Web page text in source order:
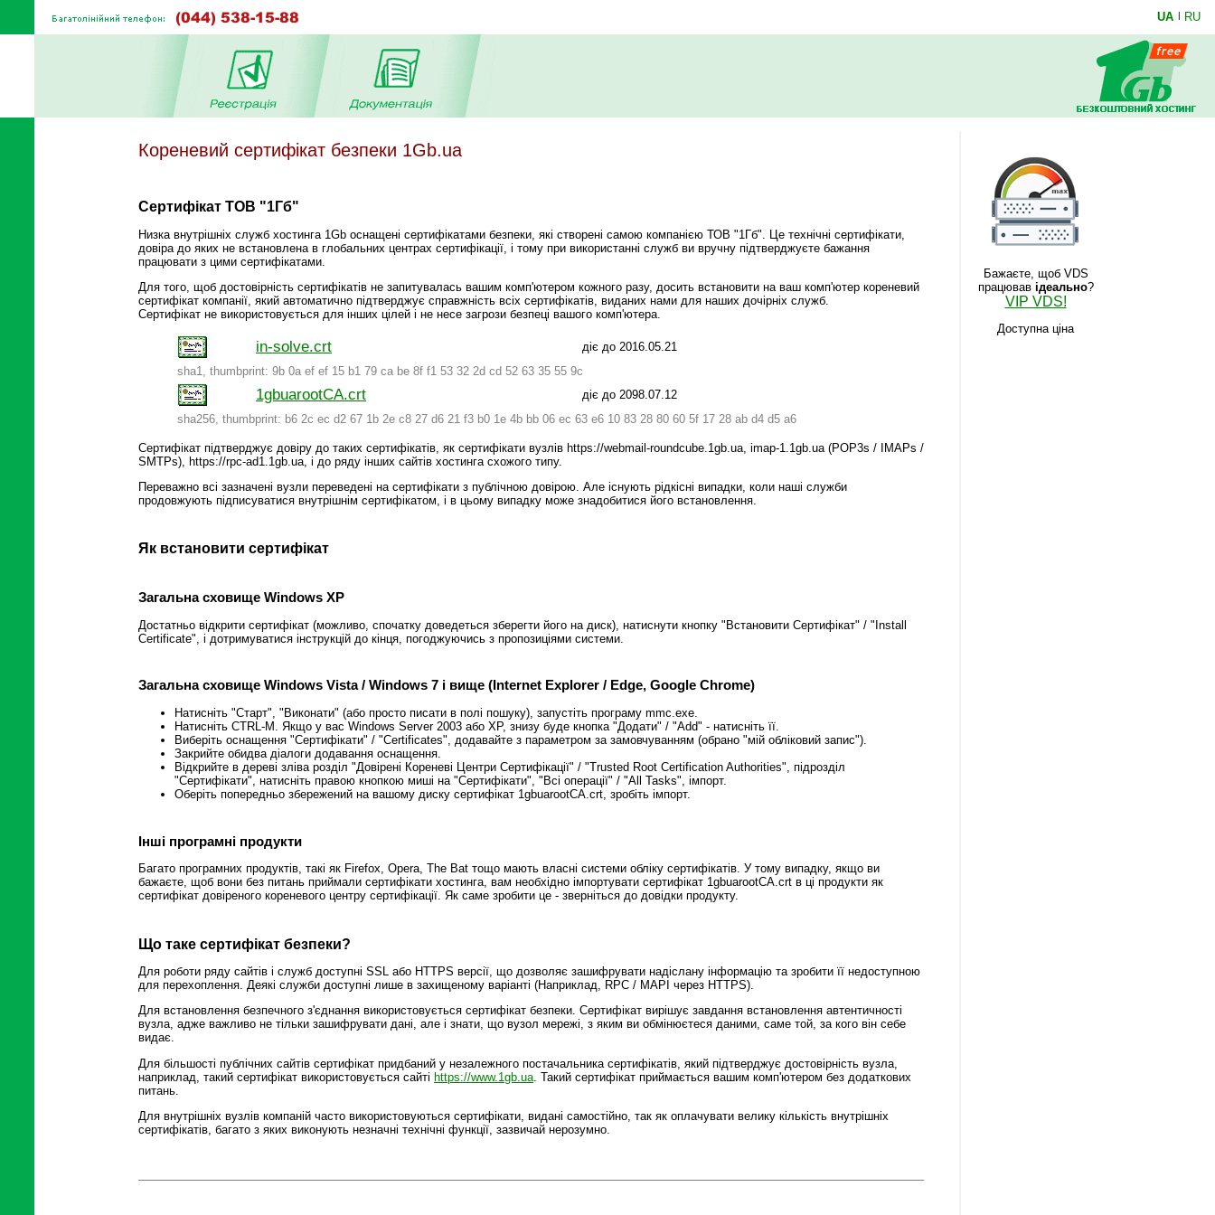
UA | RU
Кореневий сертифікат безпеки 1Gb.ua
Сертифікат ТОВ "1Гб"
Низка внутрішніх служб хостинга 1Gb оснащені сертифікатами безпеки, які створені самою компанією ТОВ "1Гб". Це технічні сертифікати,
довіра до яких не встановлена в глобальних центрах сертифікації, і тому при використанні служб ви вручну підтверджуєте бажання
працювати з цими сертифікатами.
Для того, щоб достовірність сертифікатів не запитувалась вашим комп'ютером кожного разу, досить встановити на ваш комп'ютер кореневий
сертифікат компанії, який автоматично підтверджує справжність всіх сертифікатів, виданих нами для наших дочірніх служб.
Сертифікат не використовується для інших цілей і не несе загрози безпеці вашого комп'ютера.
in-solve.crt
діє до 2016.05.21
sha1, thumbprint: 9b 0a ef ef 15 b1 79 ca be 8f f1 53 32 2d cd 52 63 35 55 9c
1gbuarootCA.crt
діє до 2098.07.12
sha256, thumbprint: b6 2c ec d2 67 1b 2e c8 27 d6 21 f3 b0 1e 4b bb 06 ec 63 e6 10 83 28 80 60 5f 17 28 ab d4 d5 a6
Сертифікат підтверджує довіру до таких сертифікатів, як сертифікати вузлів https://webmail-roundcube.1gb.ua, imap-1.1gb.ua (POP3s / IMAPs /
SMTPs), https://rpc-ad1.1gb.ua, і до ряду інших сайтів хостинга схожого типу.
Переважно всі зазначені вузли переведені на сертифікати з публічною довірою. Але існують рідкісні випадки, коли наші служби
продовжують підписуватися внутрішнім сертифікатом, і в цьому випадку може знадобитися його встановлення.
Як встановити сертифікат
Загальна сховище Windows XP
Достатньо відкрити сертифікат (можливо, спочатку доведеться зберегти його на диск), натиснути кнопку "Встановити Сертифікат" / "Install
Certificate", і дотримуватися інструкцій до кінця, погоджуючись з пропозиціями системи.
Загальна сховище Windows Vista / Windows 7 і вище (Internet Explorer / Edge, Google Chrome)
Натисніть "Старт", "Виконати" (або просто писати в полі пошуку), запустіть програму mmc.exe.
Натисніть CTRL-M. Якщо у вас Windows Server 2003 або XP, знизу буде кнопка "Додати" / "Add" - натисніть її.
Виберіть оснащення "Сертифікати" / "Certificates", додавайте з параметром за замовчуванням (обрано "мій обліковий запис").
Закрийте обидва діалоги додавання оснащення.
Відкрийте в дереві зліва розділ "Довірені Кореневі Центри Сертифікації" / "Trusted Root Certification Authorities", підрозділ
"Сертифікати", натисніть правою кнопкою миші на "Сертифікати", "Всі операції" / "All Tasks", імпорт.
Оберіть попередньо збережений на вашому диску сертифікат 1gbuarootCA.crt, зробіть імпорт.
Інші програмні продукти
Багато програмних продуктів, такі як Firefox, Opera, The Bat тощо мають власні системи обліку сертифікатів. У тому випадку, якщо ви
бажаєте, щоб вони без питань приймали сертифікати хостинга, вам необхідно імпортувати сертифікат 1gbuarootCA.crt в ці продукти як
сертифікат довіреного кореневого центру сертифікації. Як саме зробити це - зверніться до довідки продукту.
Що таке сертифікат безпеки?
Для роботи ряду сайтів і служб доступні SSL або HTTPS версії, що дозволяє зашифрувати надіслану інформацію та зробити її недоступною
для перехоплення. Деякі служби доступні лише в захищеному варіанті (Наприклад, RPC / MAPI через HTTPS).
Для встановлення безпечного з'єднання використовується сертифікат безпеки. Сертифікат вирішує завдання встановлення автентичності
вузла, адже важливо не тільки зашифрувати дані, але і знати, що вузол мережі, з яким ви обмінюєтеся даними, саме той, за кого він себе
видає.
Для більшості публічних сайтів сертифікат придбаний у незалежного постачальника сертифікатів, який підтверджує достовірність вузла,
наприклад, такий сертифікат використовується сайті https://www.1gb.ua . Такий сертифікат приймається вашим комп'ютером без додаткових
питань.
Для внутрішніх вузлів компаній часто використовуються сертифікати, видані самостійно, так як оплачувати велику кількість внутрішніх
сертифікатів, багато з яких виконують незначні технічні функції, зазвичай нерозумно.
Бажаєте, щоб VDS
працював ідеально?
VIP VDS!
Доступна ціна